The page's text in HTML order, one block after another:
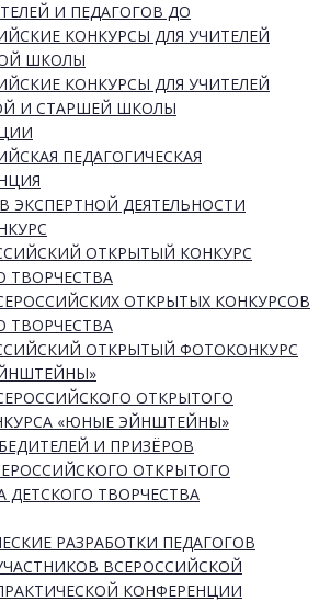
И ПЕДАГОГОВ ДО
КОНКУРСЫ ДЛЯ УЧИТЕЛЕЙ
ШКОЛЫ
КОНКУРСЫ ДЛЯ УЧИТЕЛЕЙ
И СТАРШЕЙ ШКОЛЫ
ПЕДАГОГИЧЕСКАЯ
ЭКСПЕРТНОЙ ДЕЯТЕЛЬНОСТИ
ОТКРЫТЫЙ КОНКУРС
ТВОРЧЕСТВА
ОТКРЫТЫХ КОНКУРСОВ
ТВОРЧЕСТВА
ОТКРЫТЫЙ ФОТОКОНКУРС
ОТКРЫТОГО
«ЮНЫЕ ЭЙНШТЕЙНЫ»
И ПРИЗЁРОВ
ОТКРЫТОГО
ДЕТСКОГО ТВОРЧЕСТВА
РАЗРАБОТКИ ПЕДАГОГОВ
ВСЕРОССИЙСКОЙ
КОНФЕРЕНЦИИ